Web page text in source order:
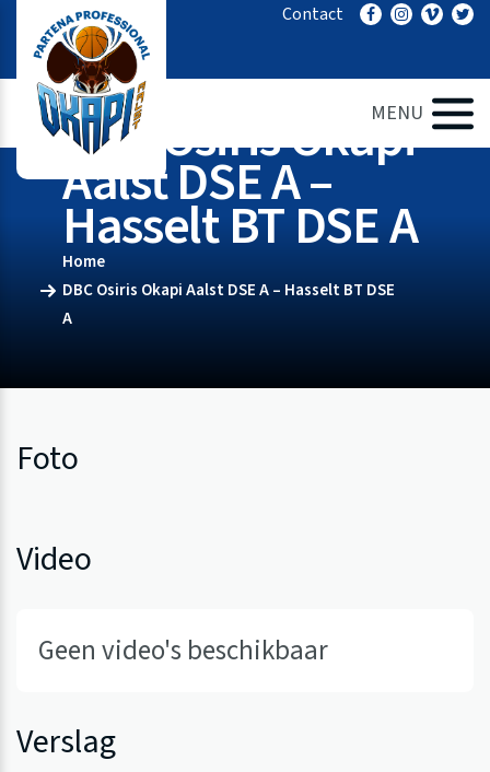
inhoud
Contact
MENU
DBC Osiris Okapi
Aalst DSE A –
Hasselt BT DSE A
Home
DBC Osiris Okapi Aalst DSE A – Hasselt BT DSE
A
Foto
Video
Geen video's beschikbaar
Verslag